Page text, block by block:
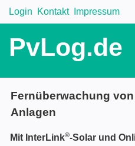
Login Kontakt Impressum
PvLog.de
Fernüberwachung
Anlagen
Mit InterLink®-Solar und